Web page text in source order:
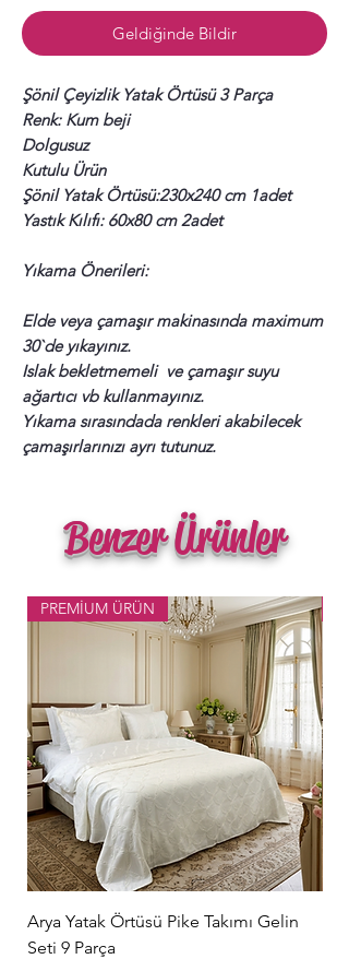
Geldiğinde Bildir
Şönil Çeyizlik Yatak Örtüsü 3 Parça
Renk: Kum beji
Dolgusuz
Kutulu Ürün
Şönil Yatak Örtüsü:230x240 cm 1adet
Yastık Kılıfı: 60x80 cm 2adet
Yıkama Önerileri:
Elde veya çamaşır makinasında maximum
30`de yıkayınız.
Islak bekletmemeli ve çamaşır suyu
ağartıcı vb kullanmayınız.
Yıkama sırasındada renkleri akabilecek
çamaşırlarınızı ayrı tutunuz.
Benzer Ürünler
PREMİUM ÜRÜN
Arya Yatak Örtüsü Pike Takımı Gelin
Seti 9 Parça